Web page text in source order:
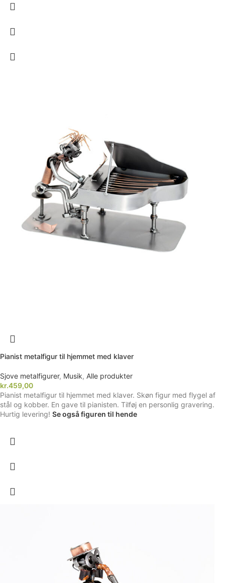
Pianist metalfigur til hjemmet med klaver
Sjove metalfigurer, Musik, Alle produkter
kr.459,00
Pianist metalfigur til hjemmet med klaver. Skøn figur med flygel af
stål og kobber. En gave til pianisten. Tilføj en personlig gravering.
Hurtig levering! Se også figuren til hende